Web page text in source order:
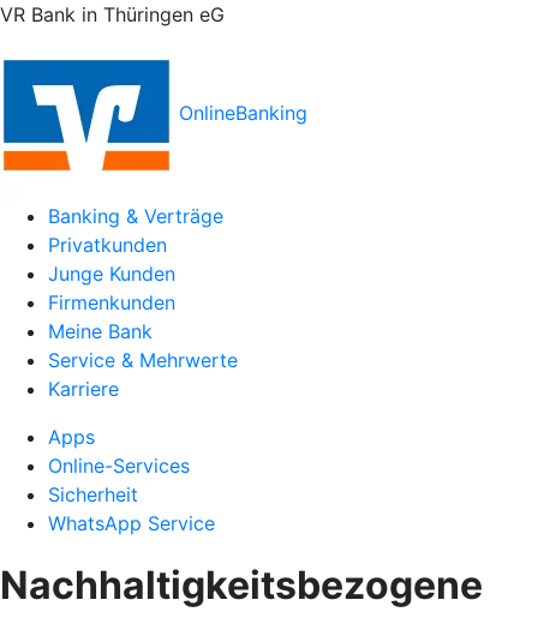
VR Bank in Thüringen eG
OnlineBanking
Banking & Verträge
Privatkunden
Junge Kunden
Firmenkunden
Meine Bank
Service & Mehrwerte
Karriere
Apps
Online-Services
Sicherheit
WhatsApp Service
Nachhaltigkeitsbezogene